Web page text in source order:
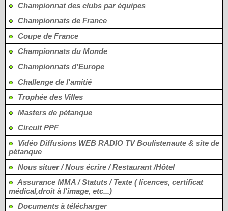
Championnat des clubs par équipes
Championnats de France
Coupe de France
Championnats du Monde
Championnats d’Europe
Challenge de l'amitié
Trophée des Villes
Masters de pétanque
Circuit PPF
Vidéo Diffusions WEB RADIO TV Boulistenaute & site de
pétanque
Nous situer / Nous écrire / Restaurant /Hôtel
Assurance MMA / Statuts / Texte ( licences, certificat
médical,droit à l'image, etc...)
Documents à télécharger